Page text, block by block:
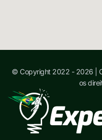
© Copyright 2022 - 2026 |
os